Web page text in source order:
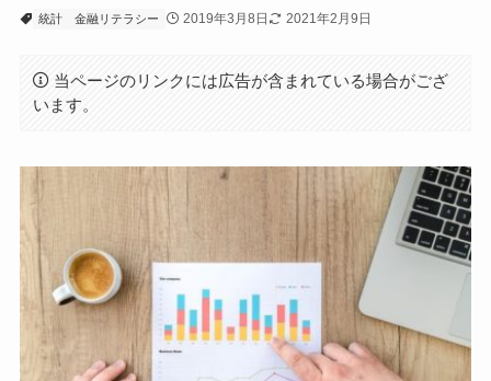
統計 金融リテラシー 2019年3月8日 2021年2月9日
当ページのリンクには広告が含まれている場合がござ
います。